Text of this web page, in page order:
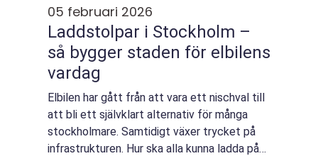
05 februari 2026
Laddstolpar i Stockholm –
så bygger staden för elbilens
vardag
Elbilen har gått från att vara ett nischval till
att bli ett självklart alternativ för många
stockholmare. Samtidigt växer trycket på
infrastrukturen. Hur ska alla kunna ladda på